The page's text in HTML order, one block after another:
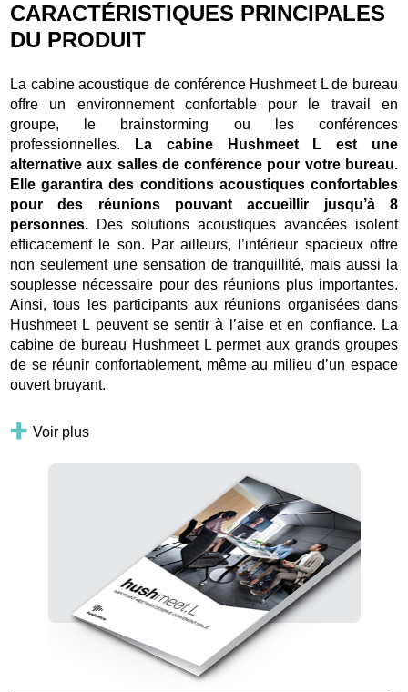
CARACTÉRISTIQUES PRINCIPALES
DU PRODUIT
La cabine acoustique de conférence Hushmeet L de bureau
offre un environnement confortable pour le travail en
groupe, le brainstorming ou les conférences
professionnelles.
La cabine Hushmeet L est une
alternative aux salles de conférence pour votre bureau.
Elle garantira des conditions acoustiques confortables
pour des réunions pouvant accueillir jusqu’à 8
personnes. Des solutions acoustiques avancées isolent
efficacement le son. Par ailleurs, l’intérieur spacieux offre
non seulement une sensation de tranquillité, mais aussi la
souplesse nécessaire pour des réunions plus importantes.
Ainsi, tous les participants aux réunions organisées dans
Hushmeet L peuvent se sentir à l’aise et en confiance. La
cabine de bureau Hushmeet L permet aux grands groupes
de se réunir confortablement, même au milieu d’un espace
ouvert bruyant.
Voir plus